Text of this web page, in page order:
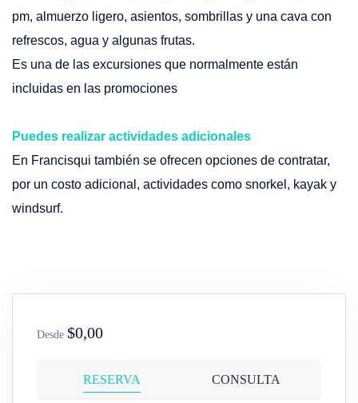
pm, almuerzo ligero, asientos, sombrillas y una cava con
refrescos, agua y algunas frutas.
Es una de las excursiones que normalmente están
incluidas en las promociones
Puedes realizar actividades adicionales
En Francisqui también se ofrecen opciones de contratar,
por un costo adicional, actividades como snorkel, kayak y
windsurf.
Desde $0,00
RESERVA CONSULTA